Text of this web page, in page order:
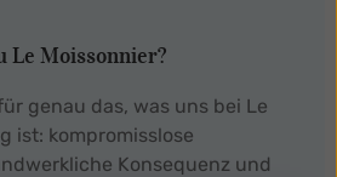
Le Moissonnier?
genau das, was uns bei Le
ist: kompromisslose
Konsequenz und